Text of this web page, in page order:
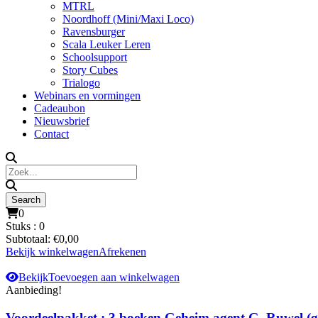
MTRL
Noordhoff (Mini/Maxi Loco)
Ravensburger
Scala Leuker Leren
Schoolsupport
Story Cubes
Trialogo
Webinars en vormingen
Cadeaubon
Nieuwsbrief
Contact
0
Stuks : 0
Subtotaal: €0,00
Bekijk winkelwagenAfrekenen
BekijkToevoegen aan winkelwagen
Aanbieding!